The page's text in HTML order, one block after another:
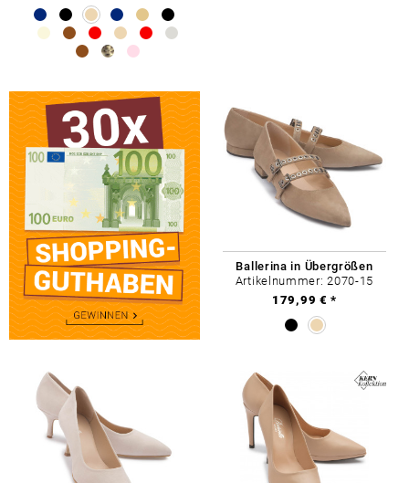
Ballerina in Übergrößen
Artikelnummer: 2070-15
179,99 € *